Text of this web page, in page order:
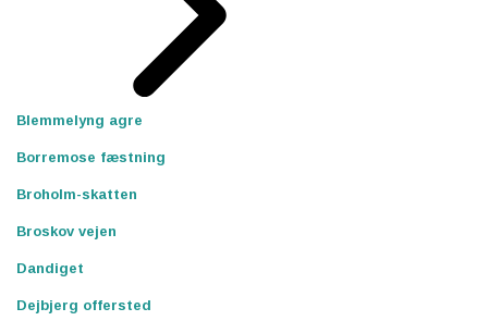
Blemmelyng agre
Borremose fæstning
Broholm-skatten
Broskov vejen
Dandiget
Dejbjerg offersted